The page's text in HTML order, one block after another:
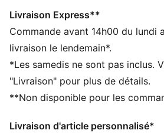
matchs comme pour ton outfit
CARACTÉRISTIQUES +
GESTION DE L’HUMIDITÉ : Les
l'aise et au sec
Fabriqué à partir de matériaux
finitions et décorations
Coupe : Régulière
Livraison Express**
Commande avant 14h00 du lundi
livraison le lendemain*.
*Les samedis ne sont pas inclus.
"Livraison" pour plus de détails.
**Non disponible pour les
Livraison d'article personnalisé*